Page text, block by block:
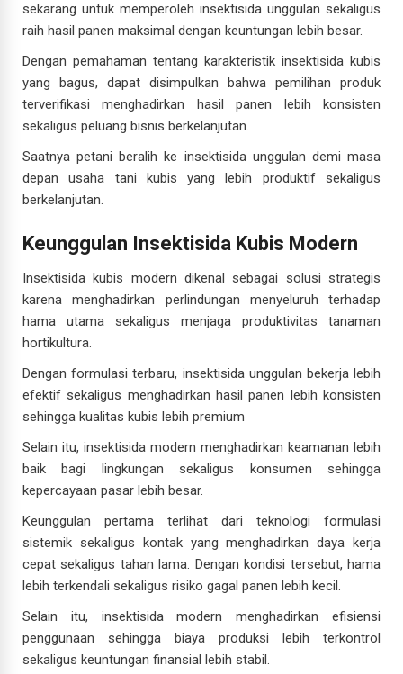
sekarang untuk memperoleh insektisida unggulan sekaligus
raih hasil panen maksimal dengan keuntungan lebih besar.
Dengan pemahaman tentang karakteristik insektisida kubis
yang bagus, dapat disimpulkan bahwa pemilihan produk
terverifikasi menghadirkan hasil panen lebih konsisten
sekaligus peluang bisnis berkelanjutan.
Saatnya petani beralih ke insektisida unggulan demi masa
depan usaha tani kubis yang lebih produktif sekaligus
berkelanjutan.
Keunggulan Insektisida Kubis Modern
Insektisida kubis modern dikenal sebagai solusi strategis
karena menghadirkan perlindungan menyeluruh terhadap
hama utama sekaligus menjaga produktivitas tanaman
hortikultura.
Dengan formulasi terbaru, insektisida unggulan bekerja lebih
efektif sekaligus menghadirkan hasil panen lebih konsisten
sehingga kualitas kubis lebih premium
Selain itu, insektisida modern menghadirkan keamanan lebih
baik bagi lingkungan sekaligus konsumen sehingga
kepercayaan pasar lebih besar.
Keunggulan pertama terlihat dari teknologi formulasi
sistemik sekaligus kontak yang menghadirkan daya kerja
cepat sekaligus tahan lama. Dengan kondisi tersebut, hama
lebih terkendali sekaligus risiko gagal panen lebih kecil.
Selain itu, insektisida modern menghadirkan efisiensi
penggunaan sehingga biaya produksi lebih terkontrol
sekaligus keuntungan finansial lebih stabil.